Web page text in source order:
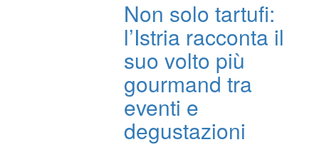
Non solo tartufi:
l’Istria racconta il
suo volto più
gourmand tra
eventi e
degustazioni